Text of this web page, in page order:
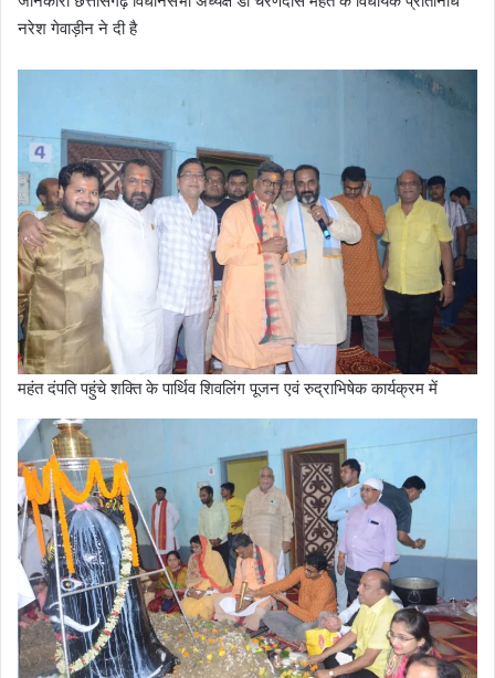
नरेश गेवाड़ीन ने दी है
महंत दंपति पहुंचे शक्ति के पार्थिव शिवलिंग पूजन एवं रुद्राभिषेक कार्यक्रम में